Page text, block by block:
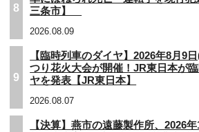
8
三条市】
2026.08.09
9
【臨時列車のダイヤ】2026年8月9
つり花火大会が開催！JR東日本が
ヤを発表【JR東日本】
2026.08.07
【決算】燕市の遠藤製作所、2026